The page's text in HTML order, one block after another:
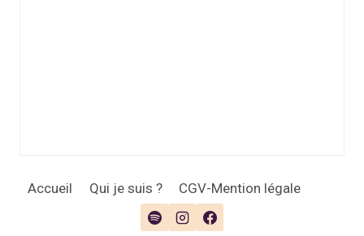
Accueil Qui je suis ? CGV-Mention légale